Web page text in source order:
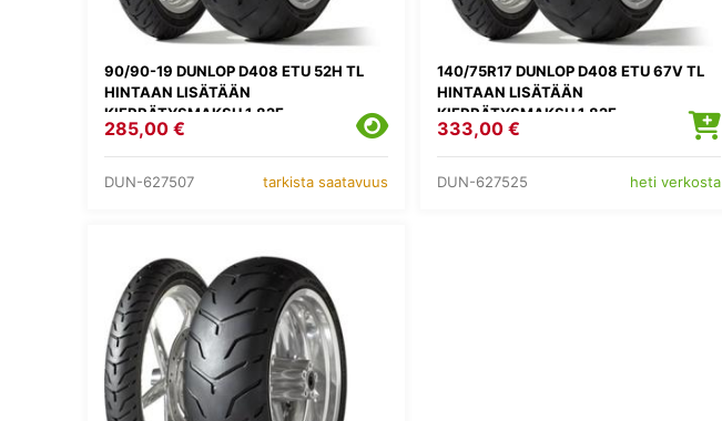
90/90-19 DUNLOP D408 ETU 52H TL
HINTAAN LISÄTÄÄN
KIERRÄTYSMAKSU 1,82E
285,00 €
DUN-627507 tarkista saatavuus
140/75R17 DUNLOP D408 ETU 67V TL
HINTAAN LISÄTÄÄN
KIERRÄTYSMAKSU 1,82E
333,00 €
DUN-627525 heti verkosta